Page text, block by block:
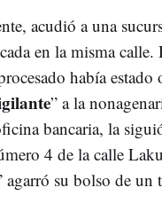
acudió a una
en la misma calle.
había estado
” a la
bancaria, la
4 de la calle
agarró su bolso de